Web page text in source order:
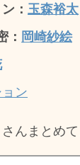
： 玉森裕太
： 岡崎紗絵
ン
んまとめ